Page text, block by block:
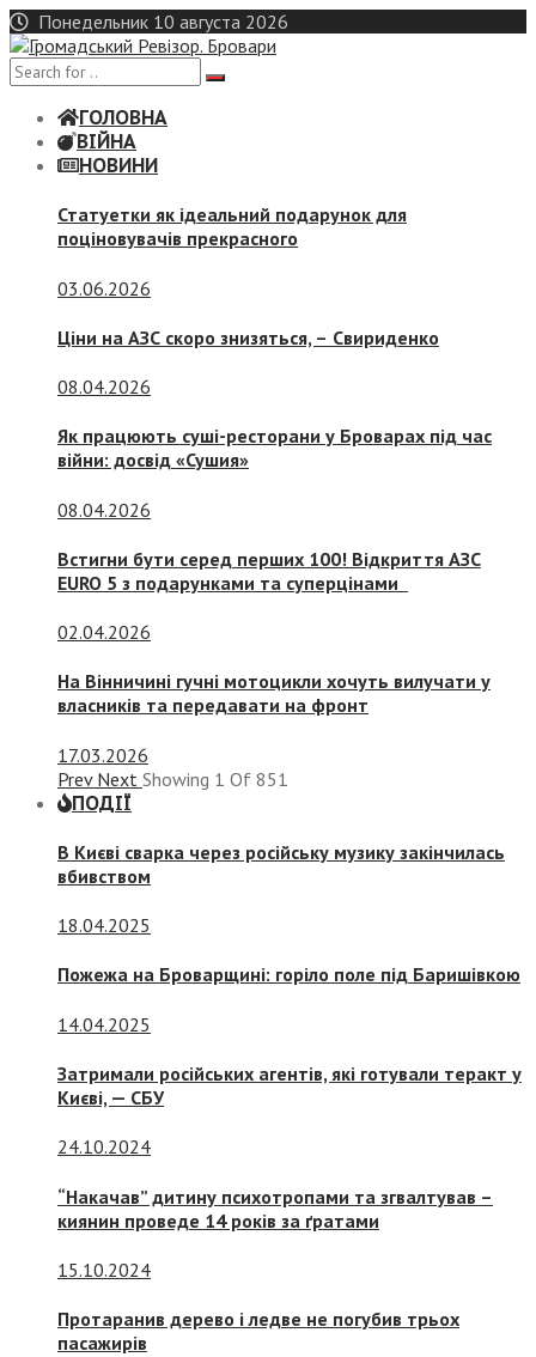
Skip
to
content
Понедельник 10 августа 2026
ГОЛОВНА
ВІЙНА
НОВИНИ
Статуетки як ідеальний подарунок для
поціновувачів прекрасного
03.06.2026
Ціни на АЗС скоро знизяться, – Свириденко
08.04.2026
Як працюють суші-ресторани у Броварах під час
війни: досвід «Сушия»
08.04.2026
Встигни бути серед перших 100! Відкриття АЗС
EURO 5 з подарунками та суперцінами
02.04.2026
На Вінничині гучні мотоцикли хочуть вилучати у
власників та передавати на фронт
17.03.2026
Prev Next Showing 1 Of 851
ПОДІЇ
В Києві сварка через російську музику закінчилась
вбивством
18.04.2025
Пожежа на Броварщині: горіло поле під Баришівкою
14.04.2025
Затримали російських агентів, які готували теракт у
Києві, — СБУ
24.10.2024
“Накачав” дитину психотропами та згвалтував –
киянин проведе 14 років за ґратами
15.10.2024
Протаранив дерево і ледве не погубив трьох
пасажирів